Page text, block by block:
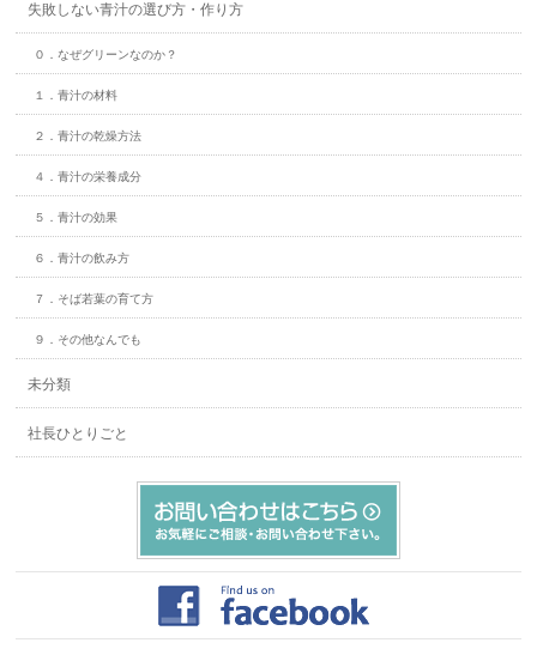
失敗しない青汁の選び方・作り方
０．なぜグリーンなのか？
１．青汁の材料
２．青汁の乾燥方法
４．青汁の栄養成分
５．青汁の効果
６．青汁の飲み方
７．そば若葉の育て方
９．その他なんでも
未分類
社長ひとりごと